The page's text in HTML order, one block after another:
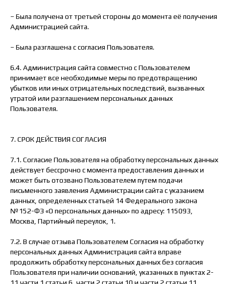
– Была получена от третьей стороны до момента её получения
Администрацией сайта.
– Была разглашена с согласия Пользователя.
6.4. Администрация сайта совместно с Пользователем
принимает все необходимые меры по предотвращению
убытков или иных отрицательных последствий, вызванных
утратой или разглашением персональных данных
Пользователя.
7. СРОК ДЕЙСТВИЯ СОГЛАСИЯ
7.1. Согласие Пользователя на обработку персональных данных
действует бессрочно с момента предоставления данных и
может быть отозвано Пользователем путем подачи
письменного заявления Администрации сайта с указанием
данных, определенных статьей 14 Федерального закона
№152-ФЗ «О персональных данных» по адресу: 115093,
Москва, Партийный переулок, 1.
7.2. В случае отзыва Пользователем Согласия на обработку
персональных данных Администрация сайта вправе
продолжить обработку персональных данных без согласия
Пользователя при наличии оснований, указанных в пунктах 2-